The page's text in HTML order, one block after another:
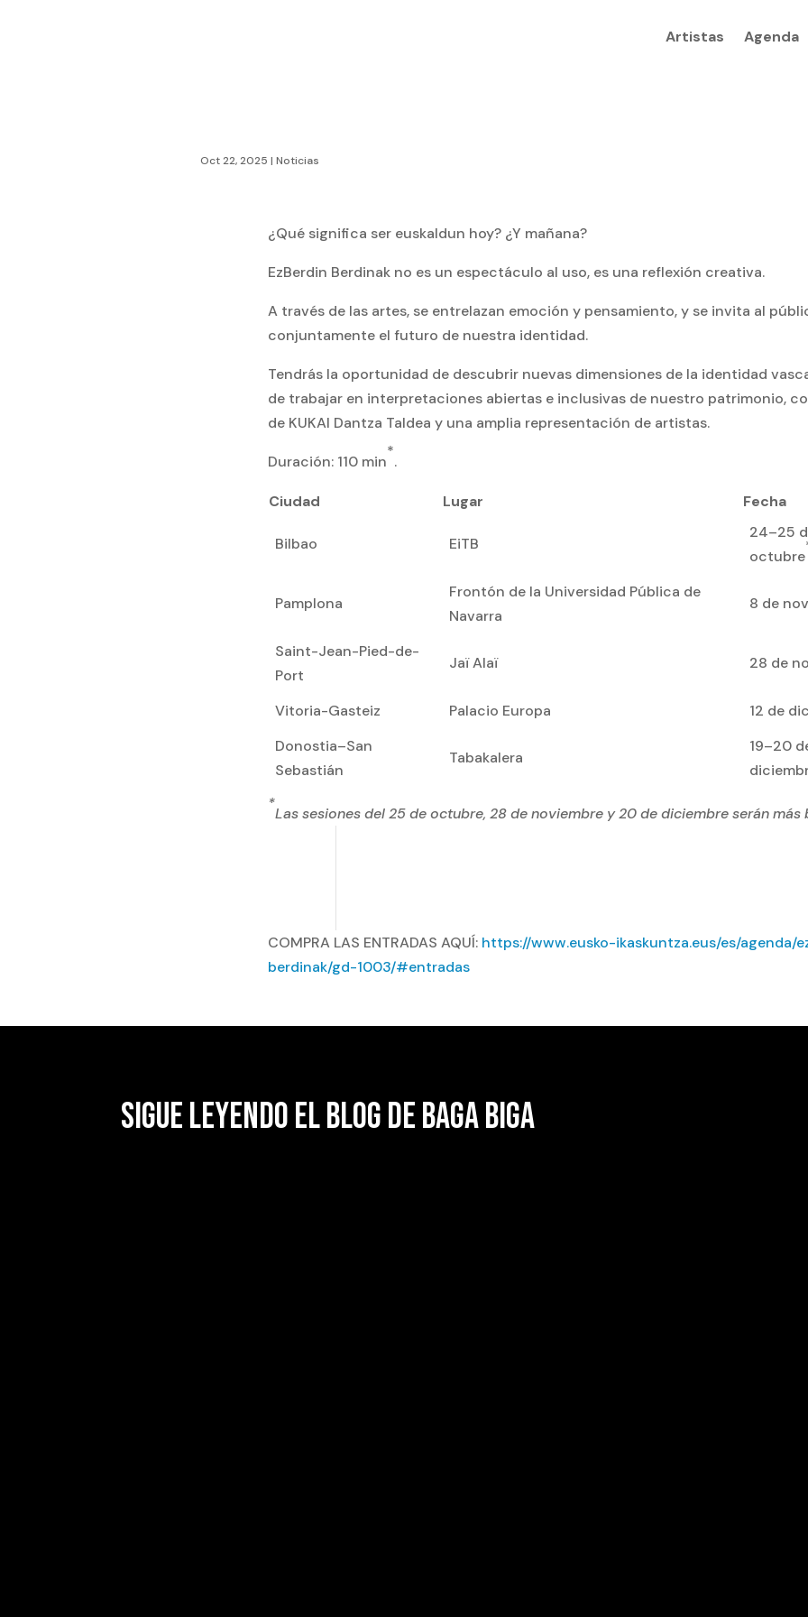
Artistas Agenda
Oct 22, 2025 | Noticias
¿Qué significa ser euskaldun hoy? ¿Y mañana?
EzBerdin Berdinak no es un espectáculo al uso, es una reflexión creativa.
A través de las artes, se entrelazan emoción y pensamiento, y se invita al
conjuntamente el futuro de nuestra identidad.
Tendrás la oportunidad de descubrir nuevas dimensiones de la identidad
de trabajar en interpretaciones abiertas e inclusivas de nuestro patrimonio,
de KUKAI Dantza Taldea y una amplia representación de artistas.
Duración: 110 min
*
.
Ciudad Lugar Fecha
Bilbao EiTB
24–25
octubre
Pamplona
Frontón de la Universidad Pública de
Navarra
8 de
Saint-Jean-Pied-de-
Port
Jaï Alaï 28 de
Vitoria-Gasteiz Palacio Europa 12 de
Donostia–San
Sebastián
Tabakalera
19–20
*
Las sesiones del 25 de octubre, 28 de noviembre y 20 de diciembre serán más
COMPRA LAS ENTRADAS AQUÍ: https://www.eusko-ikaskuntza.eus/es/agenda/
berdinak/gd-1003/#entradas
SIGUE LEYENDO EL BLOG DE BAGA BIGA